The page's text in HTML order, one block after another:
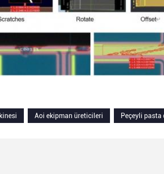
Aoi ekipman üreticileri Peçeyli pasta